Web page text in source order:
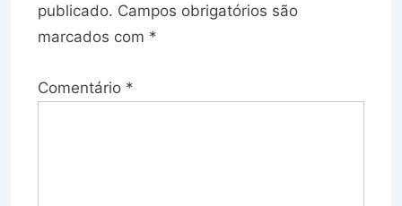
publicado. Campos obrigatórios são
marcados com *
Comentário *